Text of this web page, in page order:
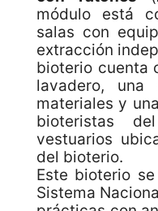
módulo está
salas con
extracción
bioterio cuenta
lavadero,
materiales y
bioteristas
vestuarios
del bioterio.
Este bioterio
Sistema